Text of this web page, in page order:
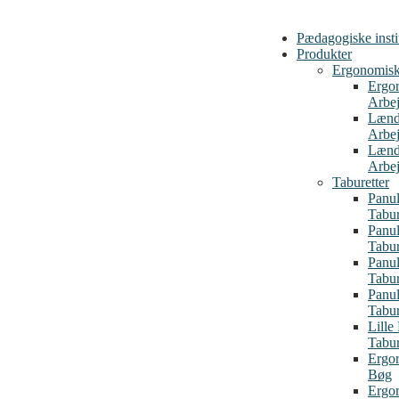
Pædagogiske
Produkter
Taburetter
Lille
Bøg